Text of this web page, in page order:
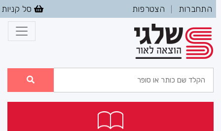
התחברות הצטרפות סל קניות